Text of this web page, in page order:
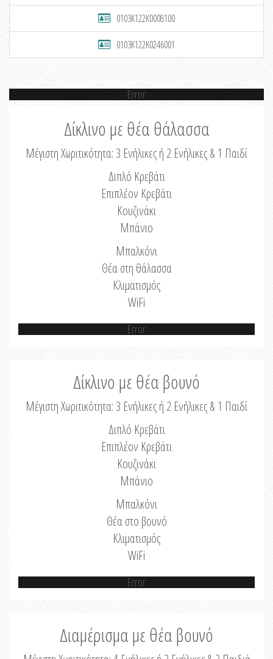
0103K122K0008100
0103K122K0246001
Error
Δίκλινο με θέα θάλασσα
Μέγιστη Χωριτικότητα: 3 Ενήλικες ή 2 Ενήλικες & 1 Παιδί
Διπλό Κρεβάτι
Επιπλέον Κρεβάτι
Κουζινάκι
Μπάνιο
Μπαλκόνι
Θέα στη θάλασσα
Κλιματισμός
WiFi
Error
Δίκλινο με θέα βουνό
Μέγιστη Χωριτικότητα: 3 Ενήλικες ή 2 Ενήλικες & 1 Παιδί
Διπλό Κρεβάτι
Επιπλέον Κρεβάτι
Κουζινάκι
Μπάνιο
Μπαλκόνι
Θέα στο βουνό
Κλιματισμός
WiFi
Error
Διαμέρισμα με θέα βουνό